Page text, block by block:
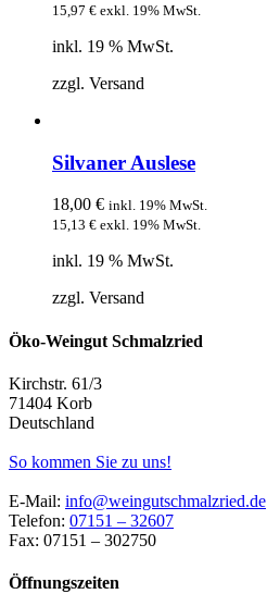
15,97 € exkl. 19% MwSt.
inkl. 19 % MwSt.
zzgl. Versand
Silvaner Auslese
18,00 € inkl. 19% MwSt.
15,13 € exkl. 19% MwSt.
inkl. 19 % MwSt.
zzgl. Versand
Öko-Weingut Schmalzried
Kirchstr. 61/3
71404 Korb
Deutschland
So kommen Sie zu uns!
E-Mail: info@weingutschmalzried.de
Telefon: 07151 – 32607
Fax: 07151 – 302750
Öffnungszeiten